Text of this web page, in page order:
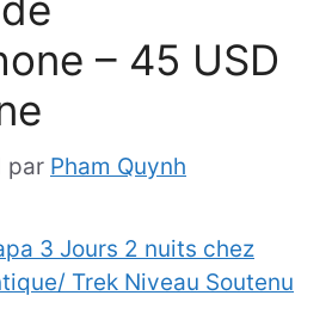
– 45 USD
par Pham Quynh